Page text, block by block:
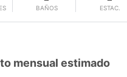
BAÑOS ESTAC.
mensual
mensual estimado